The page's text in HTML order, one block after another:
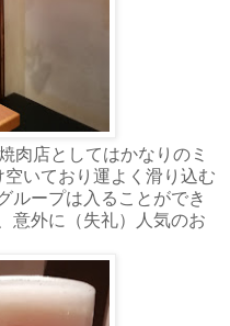
肉店としてはかなりのミ
いており運よく滑り込む
ループは入ることができ
意外に（失礼）人気のお